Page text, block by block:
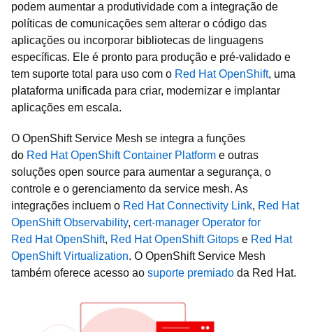
podem aumentar a produtividade com a integração de
políticas de comunicações sem alterar o código das
aplicações ou incorporar bibliotecas de linguagens
específicas. Ele é pronto para produção e pré-validado e
tem suporte total para uso com o Red Hat OpenShift, uma
plataforma unificada para criar, modernizar e implantar
aplicações em escala.
O OpenShift Service Mesh se integra a funções
do Red Hat OpenShift Container Platform e outras
soluções open source para aumentar a segurança, o
controle e o gerenciamento da service mesh. As
integrações incluem o Red Hat Connectivity Link, Red Hat
OpenShift Observability, cert-manager Operator for
Red Hat OpenShift, Red Hat OpenShift Gitops e Red Hat
OpenShift Virtualization. O OpenShift Service Mesh
também oferece acesso ao suporte premiado da Red Hat.